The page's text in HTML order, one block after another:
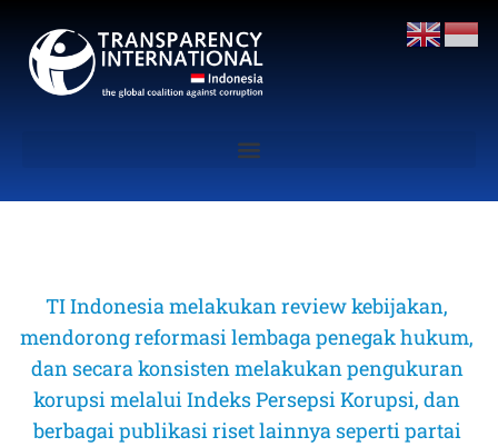
TI Indonesia melakukan review kebijakan,
mendorong reformasi lembaga penegak hukum,
dan secara konsisten melakukan pengukuran
korupsi melalui Indeks Persepsi Korupsi, dan
berbagai publikasi riset lainnya seperti partai